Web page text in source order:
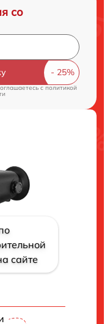
со
c политикой
сайте